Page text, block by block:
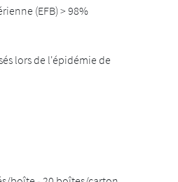
(EFB) > 98%
lors de l'épidémie de